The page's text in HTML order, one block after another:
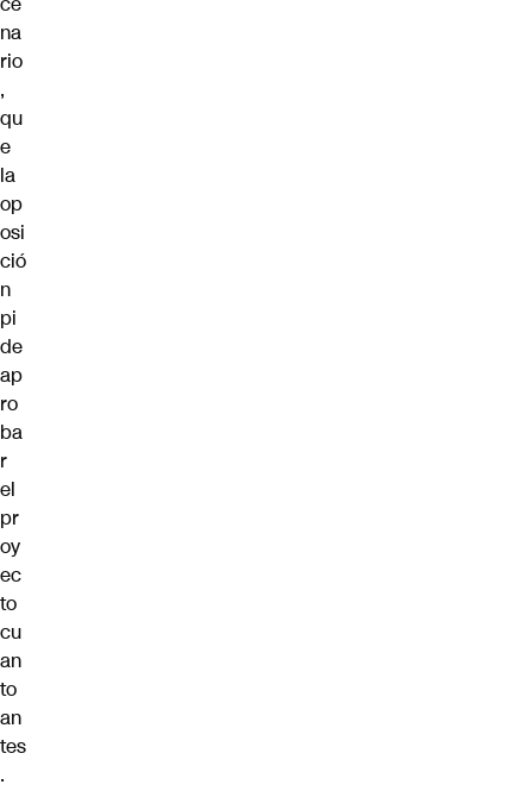
na
rio
,
qu
e
la
op
osi
ció
n
pi
de
ap
ro
ba
r
el
pr
oy
ec
to
cu
an
to
an
tes
.